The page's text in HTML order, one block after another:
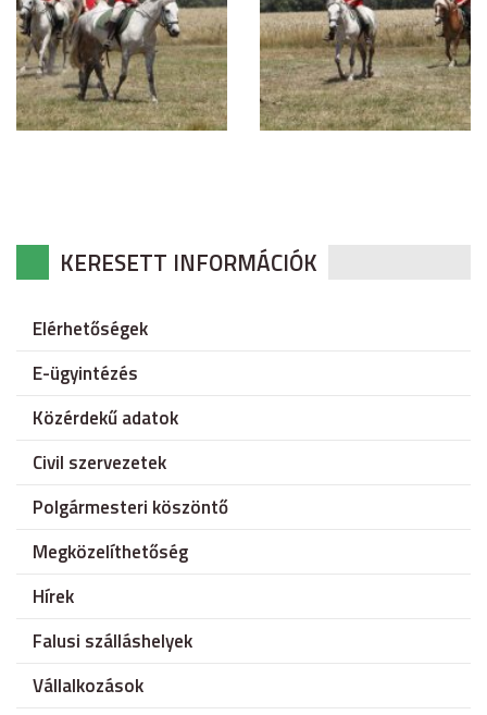
KERESETT INFORMÁCIÓK
Elérhetőségek
E-ügyintézés
Közérdekű adatok
Civil szervezetek
Polgármesteri köszöntő
Megközelíthetőség
Hírek
Falusi szálláshelyek
Vállalkozások